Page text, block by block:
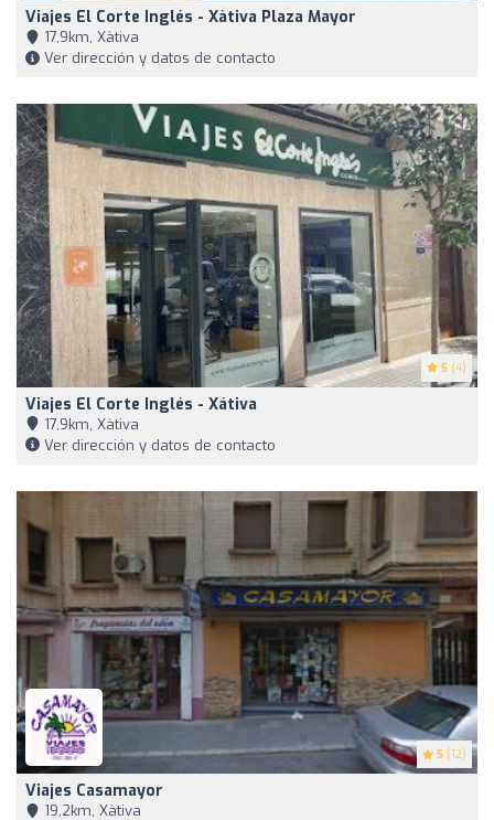
Viajes El Corte Inglés - Xàtiva Plaza Mayor
17,9km, Xàtiva
Ver dirección y datos de contacto
5 (4)
Viajes El Corte Inglés - Xátiva
17,9km, Xàtiva
Ver dirección y datos de contacto
5 (12)
Viajes Casamayor
19,2km, Xàtiva